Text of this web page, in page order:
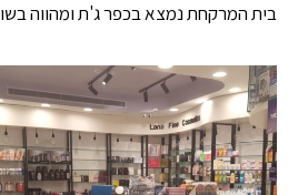
בית המרקחת נמצא בכפר ג'ת ומהווה